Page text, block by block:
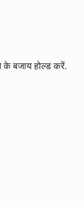
के बजाय होल्ड करें.